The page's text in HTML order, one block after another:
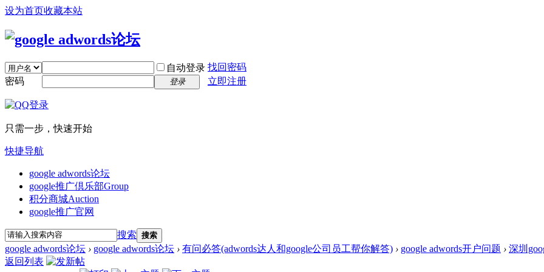
设为首页收藏本站
自动登录 找回密码
密码
登录 立即注册
只需一步，快速开始
快捷导航
google adwords论坛
google推广倶乐部Group
积分商城Auction
google推广官网
搜索 搜索
google adwords论坛 › google adwords论坛 › 有问必答(adwords达人和google公司员工帮你解答) › google adwords开户问题 › 深圳
返回列表